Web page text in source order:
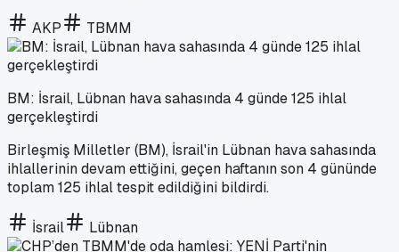
AKP TBMM
BM: İsrail, Lübnan hava sahasında 4 günde 125 ihlal
gerçekleştirdi
Birleşmiş Milletler (BM), İsrail'in Lübnan hava sahasında
ihlallerinin devam ettiğini, geçen haftanın son 4 gününde
toplam 125 ihlal tespit edildiğini bildirdi.
İsrail Lübnan